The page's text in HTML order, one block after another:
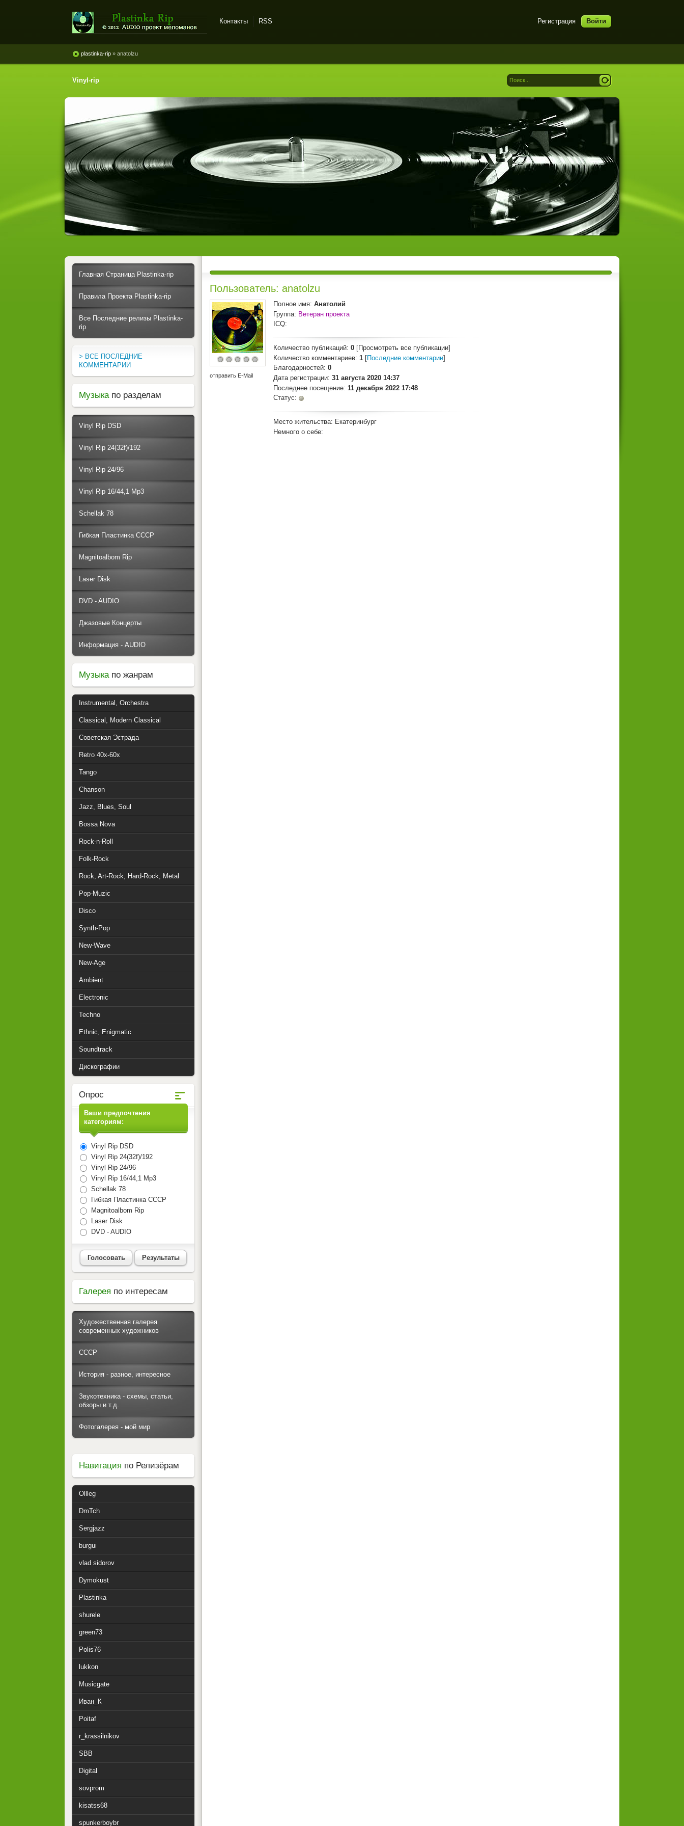
винила и магнитоальбомов
Регистрация Войти
Контакты RSS
plastinka-rip » anatolzu
Vinyl-rip
Пользователь: anatolzu
отправить E-Mail
Полное имя: Анатолий
Группа: Ветеран проекта
ICQ:
Количество публикаций: 0 [Просмотреть все публикации]
Количество комментариев: 1 [Последние комментарии]
Благодарностей: 0
Дата регистрации: 31 августа 2020 14:37
Последнее посещение: 11 декабря 2022 17:48
Статус:
Место жительства: Екатеринбург
Немного о себе:
Главная Страница Plastinka-rip
Правила Проекта Plastinka-rip
Все Последние релизы Plastinka-
rip
> ВСЕ ПОСЛЕДНИЕ
КОММЕНТАРИИ
Музыка по разделам
Vinyl Rip DSD
Vinyl Rip 24(32f)/192
Vinyl Rip 24/96
Vinyl Rip 16/44,1 Mp3
Schellak 78
Гибкая Пластинка СССР
Magnitoalbom Rip
Laser Disk
DVD - AUDIO
Джазовые Концерты
Информация - AUDIO
Музыкапо жанрам
Instrumental, Orchestra
Classical, Modern Classical
Советская Эстрада
Retro 40x-60x
Tango
Chanson
Jazz, Blues, Soul
Bossa Nova
Rock-n-Roll
Folk-Rock
Rock, Art-Rock, Hard-Rock, Metal
Pop-Muzic
Disco
Synth-Pop
New-Wave
New-Age
Ambient
Electronic
Techno
Ethnic, Enigmatic
Soundtrack
Дискографии
Опрос
Ваши предпочтения
категориям:
Vinyl Rip DSD
Vinyl Rip 24(32f)/192
Vinyl Rip 24/96
Vinyl Rip 16/44,1 Mp3
Schellak 78
Гибкая Пластинка СССР
Magnitoalbom Rip
Laser Disk
DVD - AUDIO
Голосовать Результаты
Галерея по интересам
Художественная галерея
современных художников
СССР
История - разное, интересное
Звукотехника - схемы, статьи,
обзоры и т.д.
Фотогалерея - мой мир
Навигация по Релизёрам
Ollleg
DmTch
Sergjazz
burgui
vlad sidorov
Dymokust
Plastinka
shurele
green73
Polis76
lukkon
Musicgate
Иван_К
Poitaf
r_krassilnikov
SBB
Digital
sovprom
kisatss68
spunkerboybr